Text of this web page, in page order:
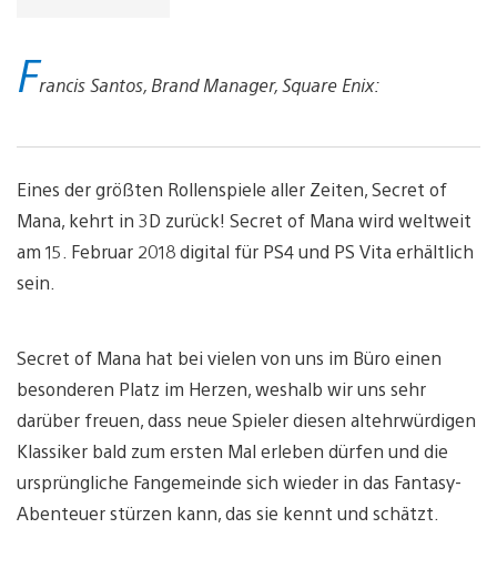
Francis Santos, Brand Manager, Square Enix:
Eines der größten Rollenspiele aller Zeiten, Secret of
Mana, kehrt in 3D zurück! Secret of Mana wird weltweit
am 15. Februar 2018 digital für PS4 und PS Vita erhältlich
sein.
Secret of Mana hat bei vielen von uns im Büro einen
besonderen Platz im Herzen, weshalb wir uns sehr
darüber freuen, dass neue Spieler diesen altehrwürdigen
Klassiker bald zum ersten Mal erleben dürfen und die
ursprüngliche Fangemeinde sich wieder in das Fantasy-
Abenteuer stürzen kann, das sie kennt und schätzt.